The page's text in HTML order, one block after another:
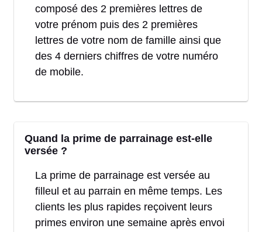
composé des 2 premières lettres de
votre prénom puis des 2 premières
lettres de votre nom de famille ainsi que
des 4 derniers chiffres de votre numéro
de mobile.
Quand la prime de parrainage est-elle
versée ?
La prime de parrainage est versée au
filleul et au parrain en même temps. Les
clients les plus rapides reçoivent leurs
primes environ une semaine après envoi